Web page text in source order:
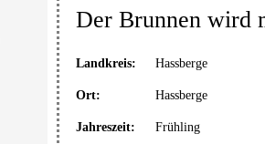
Der Brunnen wird
Landkreis: Hassberge
Ort: Hassberge
Jahreszeit: Frühling